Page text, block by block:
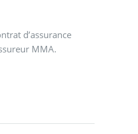
d’assurance
MMA.